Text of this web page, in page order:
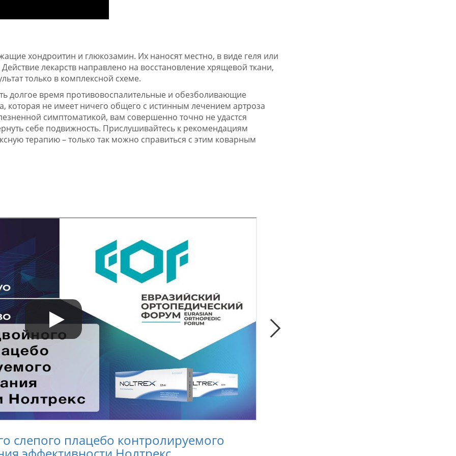
хондроитин и глюкозамин. Их наносят местно, в виде геля или
лекарств направлено на восстановление хрящевой ткани,
только в комплексной схеме.
долгое время противовоспалительные и обезболивающие
которая не имеет ничего общего с истинным лечением артроза
симптоматикой, вам совершенно точно не удастся
себе подвижность. Прислушивайтесь к рекомендациям
терапию – только так можно справиться с этим коварным
слепого плацебо контролируемого